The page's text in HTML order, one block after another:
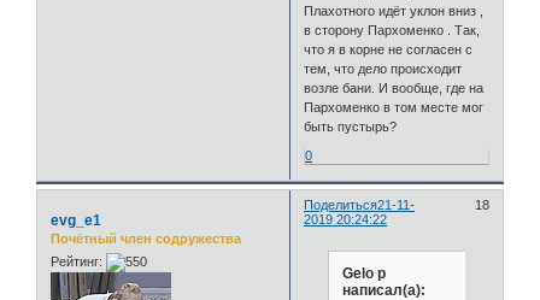
Плахотного идёт уклон вниз ,
в сторону Пархоменко . Так,
что я в корне не согласен с
тем, что дело происходит
возле бани. И вообще, где на
Пархоменко в том месте мог
быть пустырь?
0
Поделиться 18
21-11-
2019 20:24:22
evg_e1
Почётный член содружества
Рейтинг:
Gelo p
написал(а):